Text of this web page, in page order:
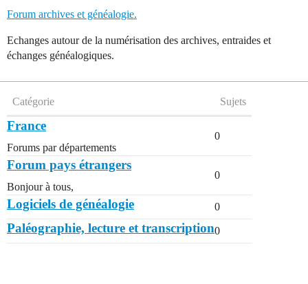
Forum archives et généalogie.
Echanges autour de la numérisation des archives, entraides et
échanges généalogiques.
Catégorie Sujets
France
Forums par départements
0
Forum pays étrangers
Bonjour à tous,
0
Logiciels de généalogie 0
Paléographie, lecture et transcription0